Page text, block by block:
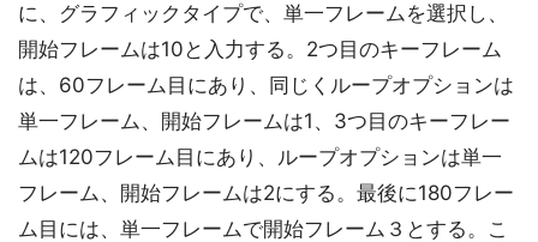
に、グラフィックタイプで、単一フレームを選択し、
開始フレームは10と入力する。2つ目のキーフレーム
は、60フレーム目にあり、同じくループオプションは
単一フレーム、開始フレームは1、3つ目のキーフレー
ムは120フレーム目にあり、ループオプションは単一
フレーム、開始フレームは2にする。最後に180フレー
ム目には、単一フレームで開始フレーム３とする。こ